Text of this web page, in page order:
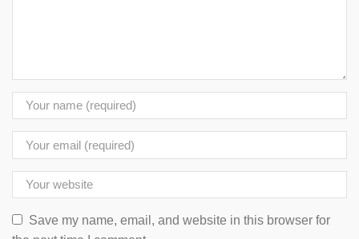
Save my name, email, and website in this browser for